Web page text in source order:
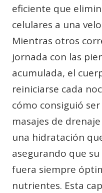
eficiente que
celulares a una
Mientras otros
jornada con las
acumulada, el
reiniciarse cada
cómo consiguió
masajes de
una hidratación
asegurando que
fuera siempre
nutrientes. Esta